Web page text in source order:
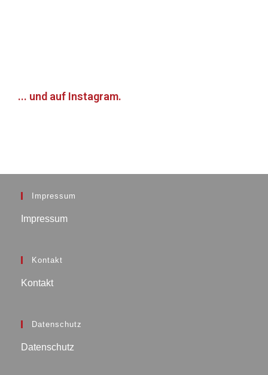
... und auf Instagram.
Impressum
Impressum
Kontakt
Kontakt
Datenschutz
Datenschutz